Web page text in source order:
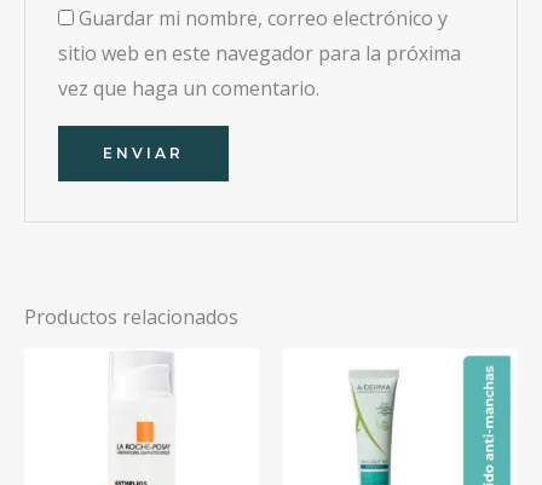
Guardar mi nombre, correo electrónico y
sitio web en este navegador para la próxima
vez que haga un comentario.
Productos relacionados